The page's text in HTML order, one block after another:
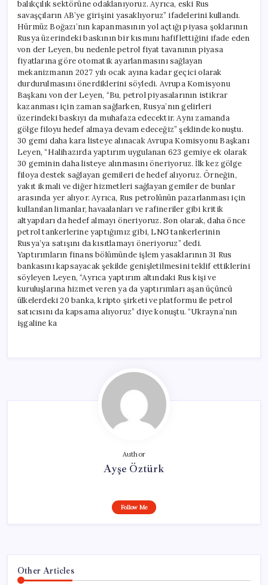
balıkçılık sektörüne odaklanıyoruz. Ayrıca, eski Rus
savaşçıların AB’ye girişini yasaklıyoruz” ifadelerini kullandı.
Hürmüz Boğazı’nın kapanmasının yol açtığı piyasa şoklarının
Rusya üzerindeki baskının bir kısmını hafiflettiğini ifade eden
von der Leyen, bu nedenle petrol fiyat tavanının piyasa
fiyatlarına göre otomatik ayarlanmasını sağlayan
mekanizmanın 2027 yılı ocak ayına kadar geçici olarak
durdurulmasını önerdiklerini söyledi. Avrupa Komisyonu
Başkanı von der Leyen, “Bu, petrol piyasalarının istikrar
kazanması için zaman sağlarken, Rusya’nın gelirleri
üzerindeki baskıyı da muhafaza edecektir. Aynı zamanda
gölge filoyu hedef almaya devam edeceğiz” şeklinde konuştu.
30 gemi daha kara listeye alınacak Avrupa Komisyonu Başkanı
Leyen, “Halihazırda yaptırım uygulanan 623 gemiye ek olarak
30 geminin daha listeye alınmasını öneriyoruz. İlk kez gölge
filoya destek sağlayan gemileri de hedef alıyoruz. Örneğin,
yakıt ikmali ve diğer hizmetleri sağlayan gemiler de bunlar
arasında yer alıyor. Ayrıca, Rus petrolünün pazarlanması için
kullanılan limanlar, havaalanları ve rafineriler gibi kritik
altyapıları da hedef almayı öneriyoruz. Son olarak, daha önce
petrol tankerlerine yaptığımız gibi, LNG tankerlerinin
Rusya’ya satışını da kısıtlamayı öneriyoruz” dedi.
Yaptırımların finans bölümünde işlem yasaklarının 31 Rus
bankasını kapsayacak şekilde genişletilmesini teklif ettiklerini
söyleyen Leyen, “Ayrıca yaptırım altındaki Rus kişi ve
kuruluşlarına hizmet veren ya da yaptırımları aşan üçüncü
ülkelerdeki 20 banka, kripto şirketi ve platformu ile petrol
satıcısını da kapsama alıyoruz” diye konuştu. “Ukrayna’nın
işgaline ka
Author
Ayşe Öztürk
Follow Me
Other Articles